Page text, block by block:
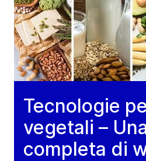
Tecnologie
vegetali –
completa di